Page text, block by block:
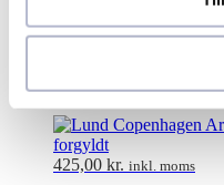
Lund Copenhagen
425,00 kr. inkl. moms